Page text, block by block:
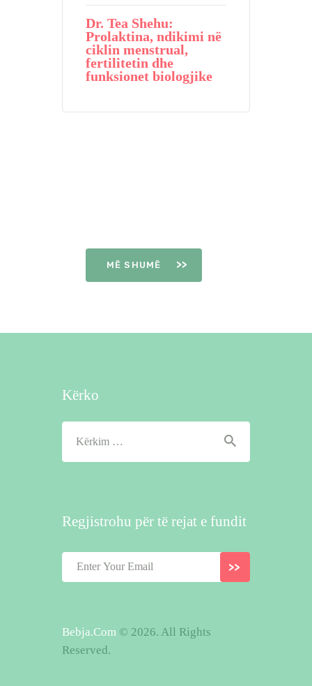
Dr. Tea Shehu:
Prolaktina, ndikimi në
ciklin menstrual,
fertilitetin dhe
funksionet biologjike
MË SHUMË
Kërko
për:
Regjistrohu për të rejat e fundit
Bebja.Com © 2026. All Rights
Reserved.